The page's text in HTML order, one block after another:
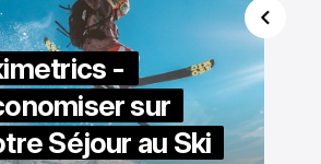
-
sur
Séjour au Ski